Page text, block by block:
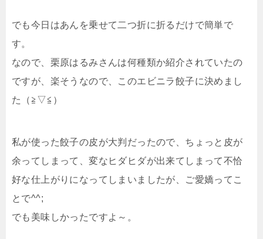
でも今日はあんを乗せて二つ折に折るだけで簡単で
す。
なので、栗原はるみさんは何種類か紹介されていたの
ですが、楽そうなので、このエビニラ餃子に決めまし
た（≧▽≦）
私が使った餃子の皮が大判だったので、ちょっと皮が
余ってしまって、変なヒダヒダが出来てしまって不恰
好な仕上がりになってしまいましたが、ご愛嬌ってこ
とで^^;
でも美味しかったですよ～。